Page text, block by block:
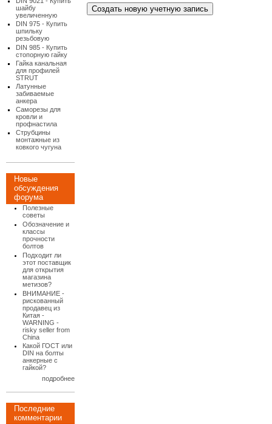
шайбу
увеличенную
DIN 975 - Купить
шпильку
резьбовую
DIN 985 - Купить
стопорную гайку
Гайка канальная
для профилей
STRUT
Латунные
забиваемые
анкера
Саморезы для
кровли и
профнастила
Струбцины
монтажные из
ковкого чугуна
Новые
обсуждения
форума
Полезные
советы
Обозначение и
классы
прочности
болтов
Подходит ли
этот поставщик
для открытия
магазина
метизов?
ВНИМАНИЕ -
рискованный
продавец из
Китая -
WARNING -
risky seller from
China
Какой ГОСТ или
DIN на болты
анкерные с
гайкой?
подробнее
Последние
комментарии